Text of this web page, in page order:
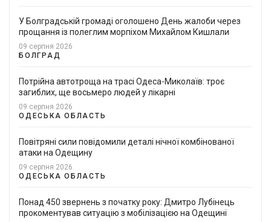
У Болградській громаді оголошено День жалоби через
прощання із полеглим морпіхом Михайлом Кишлали
09 серпня 2026
БОЛГРАД
Потрійна автотроща на трасі Одеса-Миколаїв: троє
загиблих, ще восьмеро людей у лікарні
09 серпня 2026
ОДЕСЬКА ОБЛАСТЬ
Повітряні сили повідомили деталі нічної комбінованої
атаки на Одещину
09 серпня 2026
ОДЕСЬКА ОБЛАСТЬ
Понад 450 звернень з початку року: Дмитро Лубінець
прокоментував ситуацію з мобілізацією на Одещині